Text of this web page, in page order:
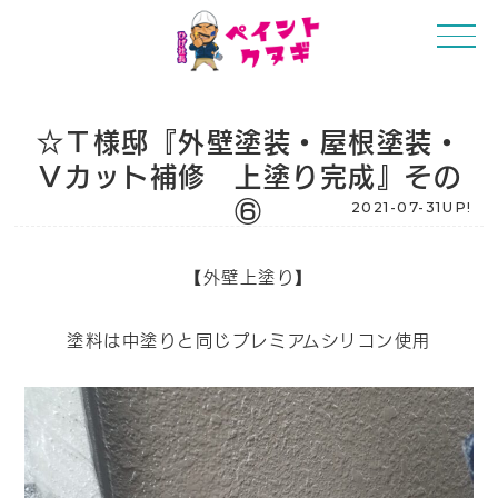
☆Ｔ様邸『外壁塗装・屋根塗装・
Ⅴカット補修 上塗り完成』その
⑥
2021-07-31UP!
【外壁上塗り】
塗料は中塗りと同じプレミアムシリコン使用